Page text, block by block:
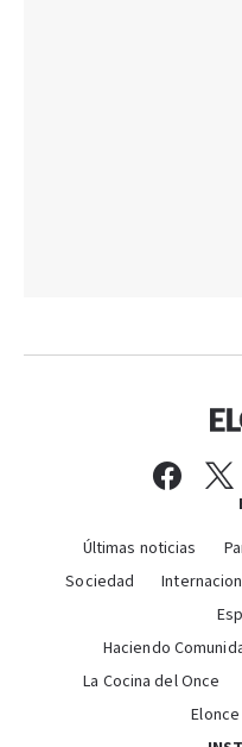
Últimas noticias
Sociedad
Haciendo
La Cocina del Once